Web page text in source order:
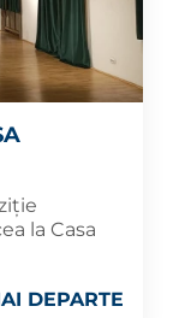
la Casa
DEPARTE